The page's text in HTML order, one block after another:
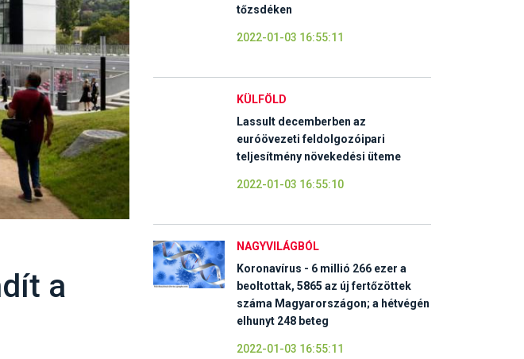
a
tőzsdéken
2022-01-03 16:55:11
KÜLFÖLD
Lassult decemberben az
euróövezeti feldolgozóipari
teljesítmény növekedési üteme
2022-01-03 16:55:10
NAGYVILÁGBÓL
Koronavírus - 6 millió 266 ezer a
beoltottak, 5865 az új fertőzöttek
száma Magyarországon; a hétvégén
elhunyt 248 beteg
2022-01-03 16:55:11